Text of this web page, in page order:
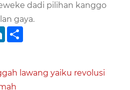
dadi pilihan kanggo
gaya.
LinkedIn
lawang yaiku revolusi